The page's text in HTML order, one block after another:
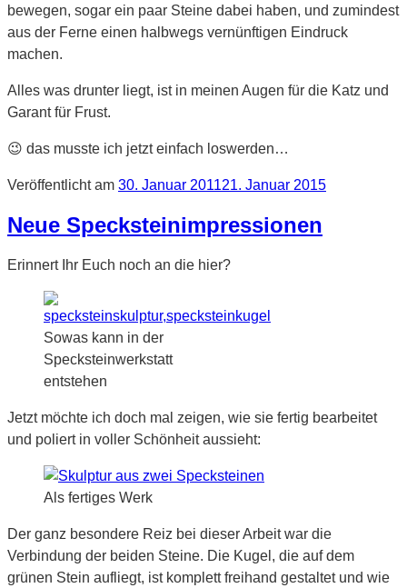
bewegen, sogar ein paar Steine dabei haben, und zumindest
aus der Ferne einen halbwegs vernünftigen Eindruck
machen.
Alles was drunter liegt, ist in meinen Augen für die Katz und
Garant für Frust.
😉 das musste ich jetzt einfach loswerden…
Veröffentlicht am 30. Januar 201121. Januar 2015
Neue Specksteinimpressionen
Erinnert Ihr Euch noch an die hier?
Sowas kann in der
Specksteinwerkstatt
entstehen
Jetzt möchte ich doch mal zeigen, wie sie fertig bearbeitet
und poliert in voller Schönheit aussieht:
Als fertiges Werk
Der ganz besondere Reiz bei dieser Arbeit war die
Verbindung der beiden Steine. Die Kugel, die auf dem
grünen Stein aufliegt, ist komplett freihand gestaltet und wie